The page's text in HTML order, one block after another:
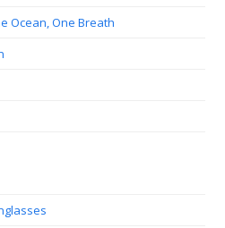
Ocean, One Breath